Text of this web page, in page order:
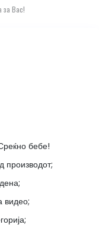
за Вас!
бебе!
производот;
видео;